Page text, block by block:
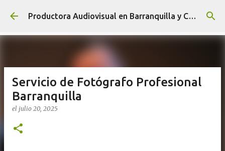
Ir al contenido principal Productora Audiovisual en Barranquilla y Cartagena, Video IA y Fotografía Publicitaria Profesional
Servicio de Fotógrafo Profesional
Barranquilla
el julio 20, 2025